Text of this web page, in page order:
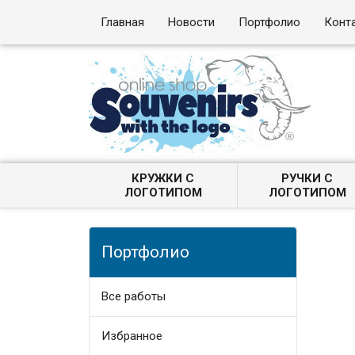
Главная Новости Портфолио
КРУЖКИ С
ЛОГОТИПОМ
РУЧКИ С
ЛОГОТИПОМ
Портфолио
Все работы
Избранное